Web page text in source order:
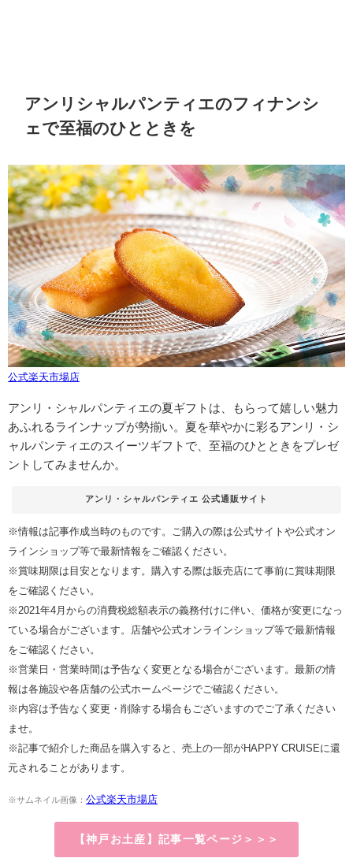
アンリシャルパンティエのフィナンシ
ェで至福のひとときを
公式楽天市場店
アンリ・シャルパンティエの夏ギフトは、もらって嬉しい魅力
あふれるラインナップが勢揃い。夏を華やかに彩るアンリ・シ
ャルパンティエのスイーツギフトで、至福のひとときをプレゼ
ントしてみませんか。
アンリ・シャルパンティエ 公式通販サイト
※情報は記事作成当時のものです。ご購入の際は公式サイトや公式オン
ラインショップ等で最新情報をご確認ください。
※賞味期限は目安となります。購入する際は販売店にて事前に賞味期限
をご確認ください。
※2021年4月からの消費税総額表示の義務付けに伴い、価格が変更になっ
ている場合がございます。店舗や公式オンラインショップ等で最新情報
をご確認ください。
※営業日・営業時間は予告なく変更となる場合がございます。最新の情
報は各施設や各店舗の公式ホームページでご確認ください。
※内容は予告なく変更・削除する場合もございますのでご了承ください
ませ。
※記事で紹介した商品を購入すると、売上の一部がHAPPY CRUISEに還
元されることがあります。
※サムネイル画像： 公式楽天市場店
【神戸お土産】記事一覧ページ＞＞＞